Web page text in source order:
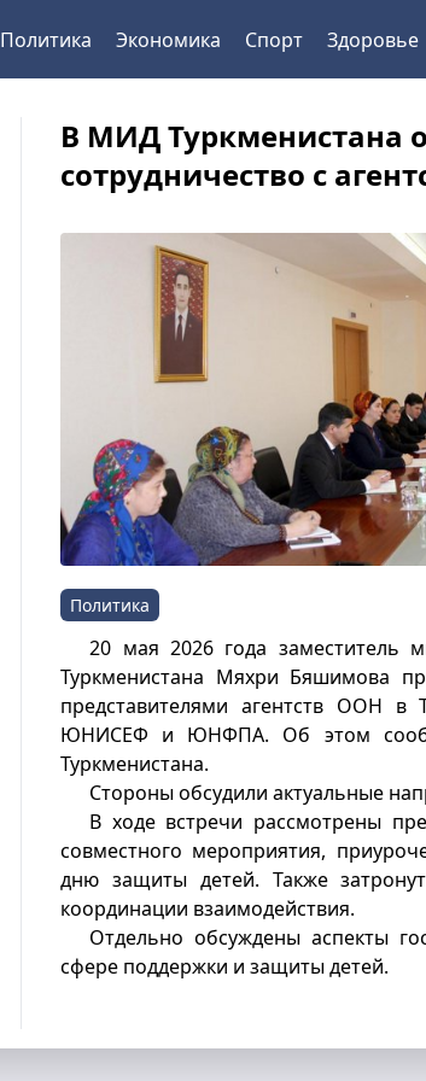
Политика Экономика Спорт Здоровье
В МИД Туркменистана
сотрудничество с
Политика
20 мая 2026 года заместитель
Туркменистана Мяхри Бяшимова
представителями агентств ООН
ЮНИСЕФ и ЮНФПА. Об этом
Туркменистана.
Стороны обсудили актуальные
В ходе встречи рассмотрены
совместного мероприятия,
дню защиты детей. Также
координации взаимодействия.
Отдельно обсуждены аспекты
сфере поддержки и защиты детей.